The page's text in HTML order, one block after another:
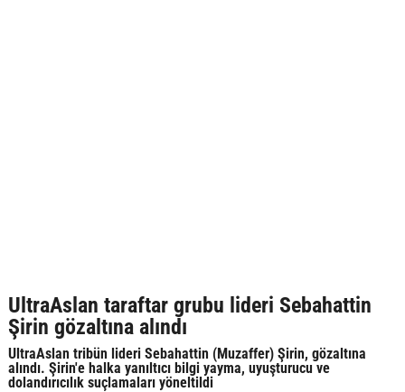
UltraAslan taraftar grubu lideri Sebahattin
Şirin gözaltına alındı
UltraAslan tribün lideri Sebahattin (Muzaffer) Şirin, gözaltına
alındı. Şirin'e halka yanıltıcı bilgi yayma, uyuşturucu ve
dolandırıcılık suçlamaları yöneltildi